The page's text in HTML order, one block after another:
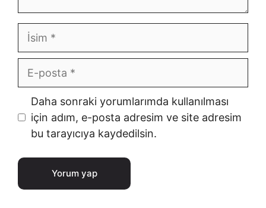
İsim
posta
İnternet
sitesi
Daha sonraki yorumlarımda kullanılması
için adım, e-posta adresim ve site adresim
bu tarayıcıya kaydedilsin.